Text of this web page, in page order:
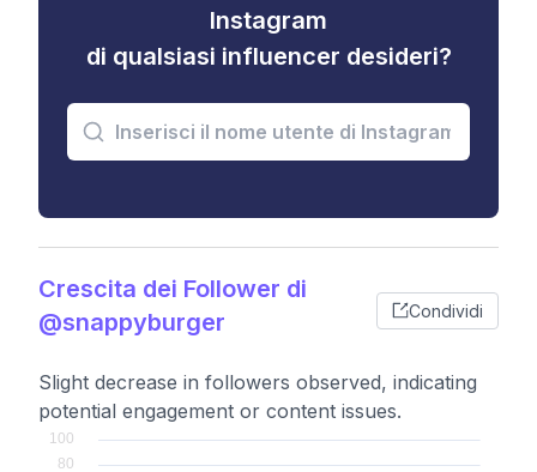
Instagram
di qualsiasi influencer desideri?
Crescita dei Follower di
@snappyburger
Condividi
Slight decrease in followers observed, indicating
potential engagement or content issues.